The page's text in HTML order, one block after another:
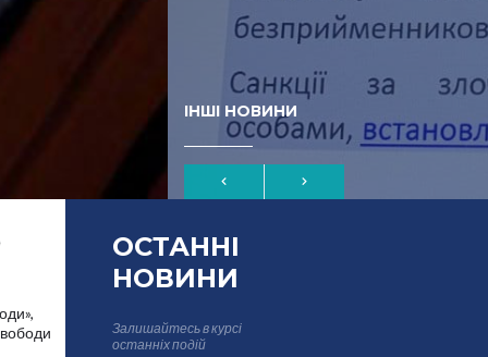
ІНШІ НОВИНИ
ОСТАННІ
НОВИНИ
Залишайтесь в курсі
останніх подій